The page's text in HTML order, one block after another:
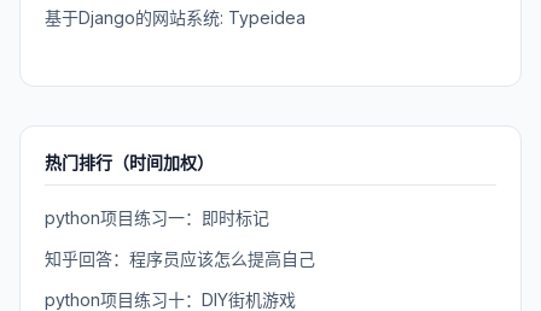
基于Django的网站系统: Typeidea
热门排行（时间加权）
python项目练习一：即时标记
知乎回答：程序员应该怎么提高自己
python项目练习十：DIY街机游戏